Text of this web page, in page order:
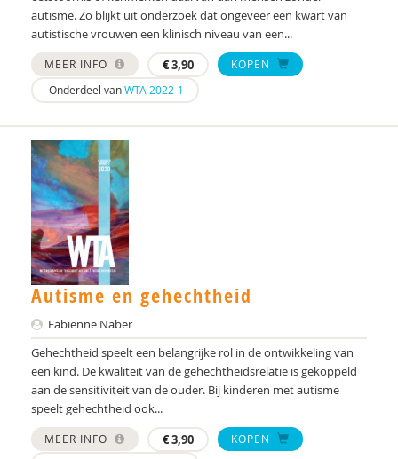
Annette Kingma
Ingrid Kruizinga
Sylvia Lammers
Jeanet Landsman
Hilde M. Geurts
Msc M. Keeven-Lelieveld
Kim Maijer
Jarymke Maljaars
Anne-Claire Maton
Mark Meerum Terwogt
Marc Molendijk
Fabienne Naber
autisme. Zo blijkt uit onderzoek dat ongeveer een kwart van
autistische vrouwen een klinisch niveau van een...
MEER INFO €3,90
KOPEN
Onderdeel vanWTA 2022-1
Autisme en gehechtheid
Fabienne Naber
Gehechtheid speelt een belangrijke rol in de ontwikkeling van
een kind. De kwaliteit van de gehechtheidsrelatie is gekoppeld
aan de sensitiviteit van de ouder. Bij kinderen met autisme
speelt gehechtheid ook...
MEER INFO €3,90
KOPEN